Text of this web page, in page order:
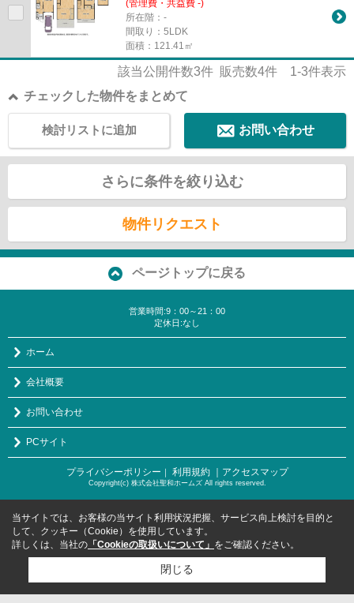
(管理費・共益費 -)
所在階：-
間取り：5LDK
面積：121.41㎡
該当公開件数3件 販売数4件 1-3件表示
チェックした物件をまとめて
お問い合わせ
検討リストに追加
さらに条件を絞り込む
物件リクエスト
ページトップに戻る
営業時間:9：00～21：00
定休日:なし
ホーム
会社概要
お問い合わせ
PCサイト
プライバシーポリシー ｜ 利用規約 ｜アクセスマップ
Copyright(c) 株式会社聖和ホームズ All rights reserved.
当サイトでは、お客様の当サイト利用状況把握、サービス向上検討を目的と
して、クッキー（Cookie）を使用しています。
詳しくは、当社の 「Cookieの取扱いについて」 をご確認ください。
閉じる